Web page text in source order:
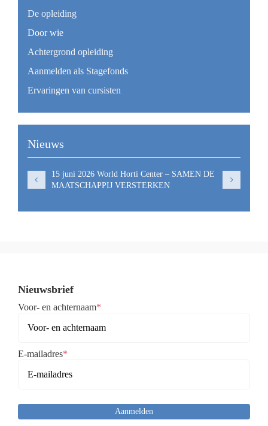
De opleiding
Door wie
Achtergrond opleiding
Aanmelden als Stagefonds
Ervaringen van cursisten
Nieuws
15 juni 2026 World Horti Center – SAMEN DE
MAATSCHAPPIJ VERSTERKEN
Nieuwsbrief
Voor- en achternaam*
E-mailadres*